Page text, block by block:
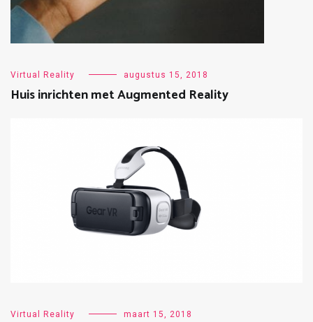
Virtual Reality augustus 15, 2018
Huis inrichten met Augmented Reality
Virtual Reality maart 15, 2018